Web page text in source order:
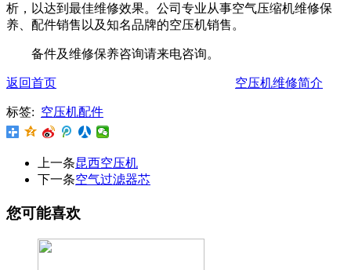
析，以达到最佳维修效果。公司 专业从事空气压缩机维修保
养、配件销售以及知名品牌的空压机销售。
备件及维修保养咨询请来电咨询。
返回首页 空压机维修简介
标签: 空压机配件
上一条昆西空压机
下一条空气过滤器芯
您可能喜欢